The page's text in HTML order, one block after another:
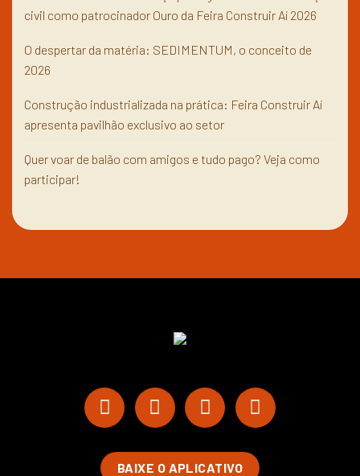
civil como patrocinador Ouro da Feira Construir Aí 2026
O despertar da matéria: SEDIMENTUM, o conceito de
2026
Construção industrializada na prática: Feira Construir Aí
apresenta pavilhão exclusivo ao setor
Quer voar de balão com amigos e tudo pago? Veja como
participar!
BAIXE O APLICATIVO